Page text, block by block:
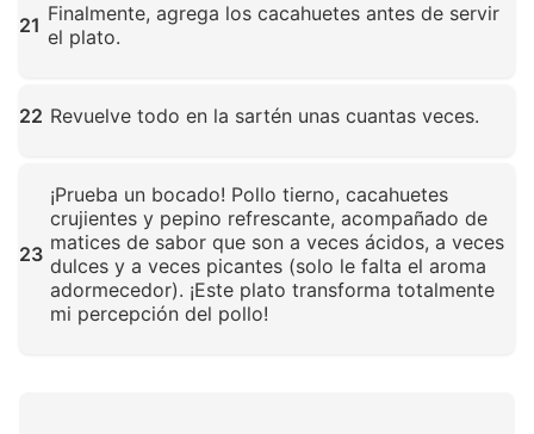
21 Finalmente, agrega los cacahuetes antes de servir
el plato.
22 Revuelve todo en la sartén unas cuantas veces.
23
¡Prueba un bocado! Pollo tierno, cacahuetes
crujientes y pepino refrescante, acompañado de
matices de sabor que son a veces ácidos, a veces
dulces y a veces picantes (solo le falta el aroma
adormecedor). ¡Este plato transforma totalmente
mi percepción del pollo!